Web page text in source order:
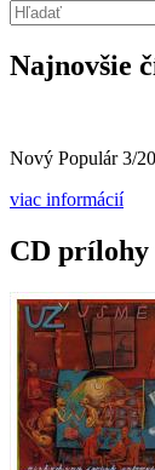
Najnovšie
Nový Populár 3/
viac informácií
CD prílohy